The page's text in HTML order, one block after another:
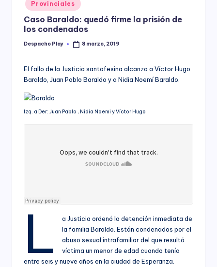
y
in
Provinciales
Caso Baraldo: quedó firme la prisión de
los condenados
Posted
Despacho Play 8 marzo, 2019
El fallo de la Justicia santafesina alcanza a Víctor Hugo
Baraldo, Juan Pablo Baraldo y a Nidia Noemí Baraldo.
Izq. a Der: Juan Pablo , Nidia Noemi y Víctor Hugo
L
a Justicia ordenó la detención inmediata de
la familia Baraldo. Están condenados por el
abuso sexual intrafamiliar del que resultó
víctima un menor de edad cuando tenía
entre seis y nueve años en la ciudad de Esperanza.